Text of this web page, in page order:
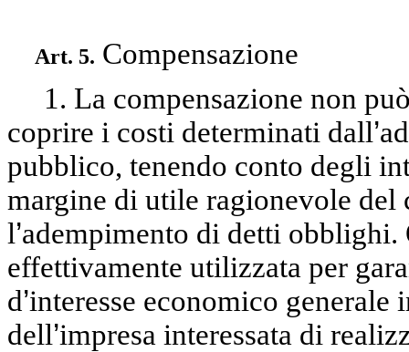
Art. 5. Compensazione
1. La compensazione non
coprire i costi determinati dall’
pubblico, tenendo conto degli
margine di utile ragionevole del
l’adempimento di detti obblighi.
effettivamente utilizzata per
d’interesse economico generale
dell’impresa interessata di